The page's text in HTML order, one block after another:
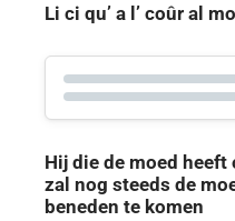
Li ci qu’ a l’ coûr al
Hij die de moed heeft
zal nog steeds de
beneden te komen